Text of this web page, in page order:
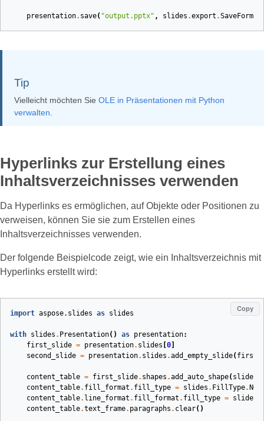
presentation. save( "output.pptx" , slides .export .SaveFormat
Tip
Vielleicht möchten Sie OLE in Präsentationen mit Python
verwalten.
Hyperlinks zur Erstellung eines
Inhaltsverzeichnisses verwenden
Da Hyperlinks es ermöglichen, auf Objekte oder Positionen zu
verweisen, können Sie sie zum Erstellen eines
Inhaltsverzeichnisses verwenden.
Der folgende Beispielcode zeigt, wie ein Inhaltsverzeichnis mit
Hyperlinks erstellt wird:
Copy
import aspose.slides as slides
with slides . Presentation() as presentation:
first_slide = presentation. slides 0
second_slide = presentation. slides .add_empty_slide(
content_table = first_slide. shapes .add_auto_shape( slides
content_table. fill_format . fill_type = slides . FillType.
content_table. line_format . fill_format . fill_type = slides
content_table.text_frame. paragraphs . clear()